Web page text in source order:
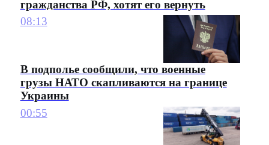
гражданства РФ, хотят его вернуть
08:13
В подполье сообщили, что военные
грузы НАТО скапливаются на границе
Украины
00:55